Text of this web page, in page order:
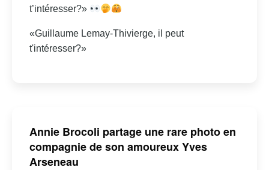
t’intéresser?»
«Guillaume Lemay-Thivierge, il peut
t'intéresser?»
Annie Brocoli partage une rare photo en
compagnie de son amoureux Yves
Arseneau